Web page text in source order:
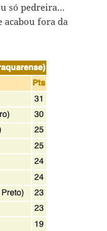
só pedreira…
acabou fora da